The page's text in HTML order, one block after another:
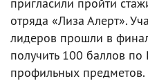
отряда «Лиза Алерт».
лидеров прошли в
получить 100 баллов
профильных предметов.